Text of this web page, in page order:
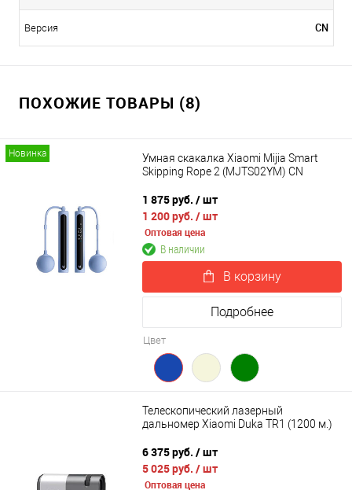
Версия CN
ПОХОЖИЕ ТОВАРЫ (8)
Новинка
Умная скакалка Xiaomi Mijia Smart
Skipping Rope 2 (MJTS02YM) CN
1 875 руб. / шт
1 200 руб. / шт
Оптовая цена
В наличии
В корзину
Подробнее
Цвет
Телескопический лазерный
дальномер Xiaomi Duka TR1 (1200 м.)
6 375 руб. / шт
5 025 руб. / шт
Оптовая цена